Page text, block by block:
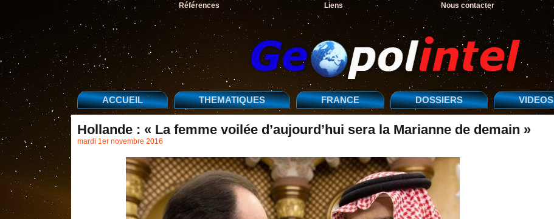
Références Liens Nous contacter
ACCUEIL THEMATIQUES FRANCE DOSSIERS VIDEOS
Hollande : « La femme voilée d’aujourd’hui sera la Marianne de demain »
mardi 1er novembre 2016